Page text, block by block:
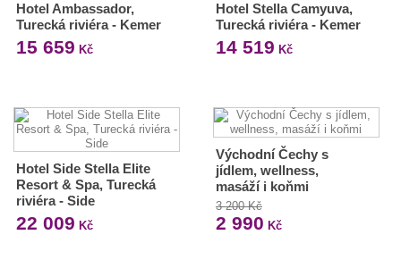
Hotel Ambassador,
Turecká riviéra - Kemer
15 659 Kč
Hotel Stella Camyuva,
Turecká riviéra - Kemer
14 519 Kč
Hotel Side Stella Elite
Resort & Spa, Turecká
riviéra - Side
22 009 Kč
Východní Čechy s
jídlem, wellness,
masáží i koňmi
3 200 Kč
2 990 Kč